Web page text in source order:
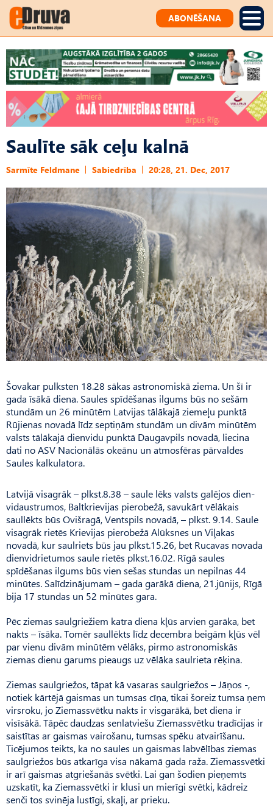
ABONĒŠANA
Saulīte sāk ceļu kalnā
Sarmīte Feldmane Sabiedrība 20:28, 21. Dec, 2017
Šovakar pulksten 18.28 sākas astronomiskā ziema. Un šī ir
gada īsākā diena. Saules spīdēšanas ilgums būs no sešām
stundām un 26 minūtēm Latvijas tālākajā ziemeļu punktā
Rūjienas novadā līdz septiņām stundām un divām minūtēm
valsts tālākajā dienvidu punktā Daugavpils novadā, liecina
dati no ASV Nacionālās okeānu un atmosfēras pārvaldes
Saules kalkulatora.
Latvijā visagrāk – plkst.8.38 – saule lēks valsts galējos dien­
vid­austrumos, Baltkrievijas pierobežā, savukārt vēlākais
saullēkts būs Ovišragā, Ventspils novadā, – plkst. 9.14. Saule
visagrāk rietēs Krievijas pierobežā Alūksnes un Viļakas
novadā, kur saulriets būs jau plkst.15.26, bet Rucavas novada
dienvidrietumos saule rietēs plkst.16.02. Rīgā saules
spīdēšanas ilgums būs vien sešas stundas un nepilnas 44
minūtes. Salīdzi­nājumam – gada garākā diena, 21.jūnijs, Rīgā
bija 17 stundas un 52 minūtes gara.
Pēc ziemas saulgriežiem katra diena kļūs arvien garāka, bet
nakts – īsāka. Tomēr saullēkts līdz decembra beigām kļūs vēl
par vienu divām minūtēm vēlāks, pirmo astronomiskās
ziemas dienu garums pieaugs uz vēlāka saul­rieta rēķina.
Ziemas saulgriežos, tāpat kā vasaras saulgriežos – Jāņos -,
notiek kārtējā gaismas un tumsas cīņa, tikai šoreiz tumsa ņem
virsroku, jo Ziemassvētku nakts ir visgarākā, bet diena ir
visīsākā. Tāpēc daudzas senlatviešu Zie­mas­svētku tradīcijas ir
saistītas ar gaismas vairošanu, tumsas spēku atvairīšanu.
Ticējumos teikts, ka no saules un gaismas labvēlības ziemas
saulgriežos būs atkarīga visa nākamā gada raža. Ziemassvētki
ir arī gaismas atgriešanās svētki. Lai gan šodien pieņemts
uzskatīt, ka Ziemas­svētki ir klusi un mierīgi svētki, kādreiz
senči tos svinēja lustīgi, skaļi, ar prieku.